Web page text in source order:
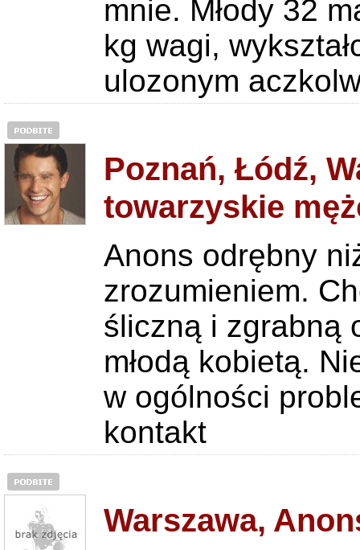
mnie. Młody 32
kg wagi,
ulozonym
Poznań, Łódź,
towarzyskie
Anons odrębny
zrozumieniem.
śliczną i zgrabną
młodą kobietą.
w ogólności
kontakt
Warszawa,